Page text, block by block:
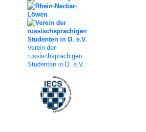
Verein der
russischsprachigen
Studenten in D. e.V.